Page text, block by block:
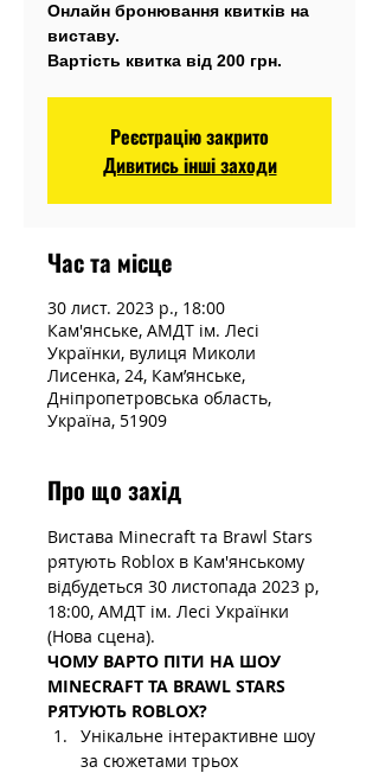
Онлайн бронювання квитків на
виставу.
Вартість квитка від 200 грн.
Реєстрацію закрито
Дивитись інші заходи
Час та місце
30 лист. 2023 р., 18:00
Кам'янське, АМДТ ім. Лесі
Українки, вулиця Миколи
Лисенка, 24, Кам’янське,
Дніпропетровська область,
Україна, 51909
Про що захід
Вистава Minecraft та Brawl Stars
рятують Roblox в Кам'янському
відбудеться 30 листопада 2023 р,
18:00, АМДТ ім. Лесі Українки
(Нова сцена).
ЧОМУ ВАРТО ПІТИ НА ШОУ
MINECRAFT ТА BRAWL STARS
РЯТУЮТЬ ROBLOX?
Унікальне інтерактивне шоу
за сюжетами трьох